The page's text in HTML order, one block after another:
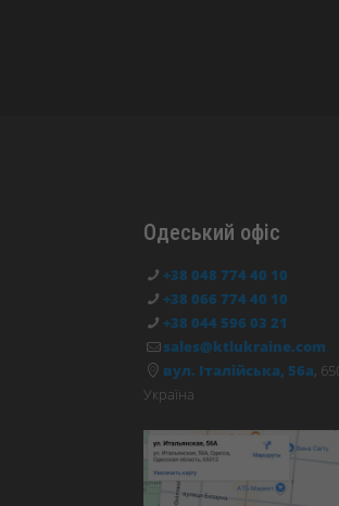
Одеський офіс
+38 048 774 40 10
+38 066 774 40 10
+38 044 596 03 21
sales@ktlukraine.com
вул. Італійська, 56а,
Україна